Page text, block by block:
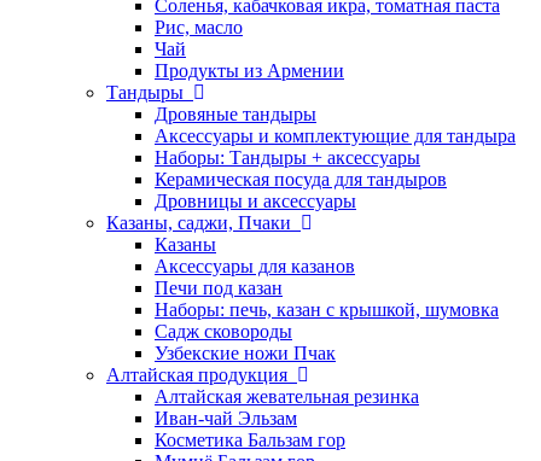
Соленья, кабачковая икра, томатная паста
Рис, масло
Чай
Продукты из Армении
Тандыры
Дровяные тандыры
Аксессуары и комплектующие для тандыра
Наборы: Тандыры + аксессуары
Керамическая посуда для тандыров
Дровницы и аксессуары
Казаны, саджи, Пчаки
Казаны
Аксессуары для казанов
Печи под казан
Наборы: печь, казан с крышкой, шумовка
Садж сковороды
Узбекские ножи Пчак
Алтайская продукция
Алтайская жевательная резинка
Иван-чай Эльзам
Косметика Бальзам гор